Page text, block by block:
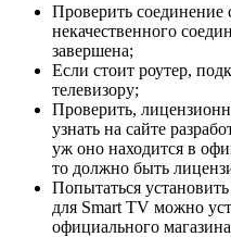
Проверить соединение
некачественного
завершена;
Если стоит роутер,
телевизору;
Проверить,
узнать на сайте
уж оно находится в
то должно быть
Попытаться
для Smart TV можно
официального